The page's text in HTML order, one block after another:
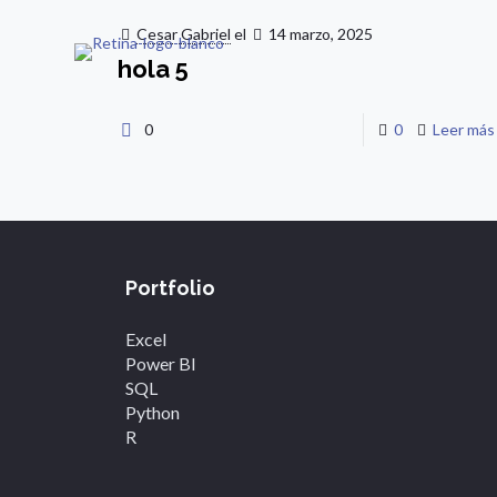
Cesar Gabriel el 14 marzo, 2025
hola 5
0 0 Leer más
Portfolio
Excel
Power BI
SQL
Python
R